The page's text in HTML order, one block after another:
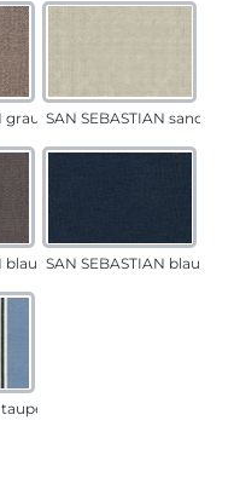
grau-sandSAN SEBASTIAN sand
blau-sandSAN SEBASTIAN blau